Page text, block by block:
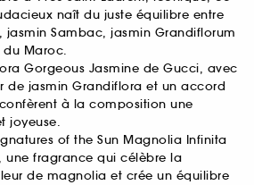
naît du juste équilibre entre
jasmin Sambac, jasmin Grandiflorum
du Maroc.
Gorgeous Jasmine de Gucci, avec
de jasmin Grandiflora et un accord
à la composition une
joyeuse.
of the Sun Magnolia Infinita
une fragrance qui célèbre la
de magnolia et crée un équilibre